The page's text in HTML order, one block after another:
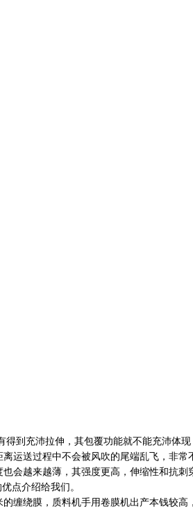
得到充沛拉伸，其包覆功能就不能充沛体
送过程中不会被风吹的尾端乱飞，非
越来越薄，其强度更高，伸缩性和抗
点介绍给我们。
绕膜，质料机手用卷膜机出产本钱较